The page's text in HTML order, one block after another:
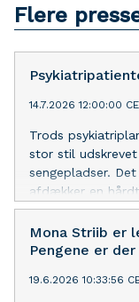
Flere
14.7.2026 12:00:00
Trods
stor stil
sengepladser.
afdækker en
Mona Striib er
Pengene er der
19.6.2026 10:33:56